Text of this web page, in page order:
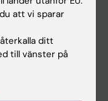
att vi sparar
ditt
till vänster på